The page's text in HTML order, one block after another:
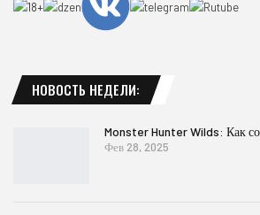
НОВОСТЬ НЕДЕЛИ:
Monster Hunter Wilds: Как
Фев 28, 2025